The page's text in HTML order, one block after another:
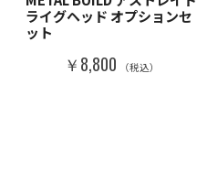
ライグヘッド オプションセ
ット
￥8,800 （税込）